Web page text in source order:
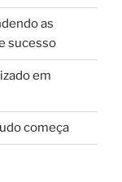
as
sucesso
em
começa